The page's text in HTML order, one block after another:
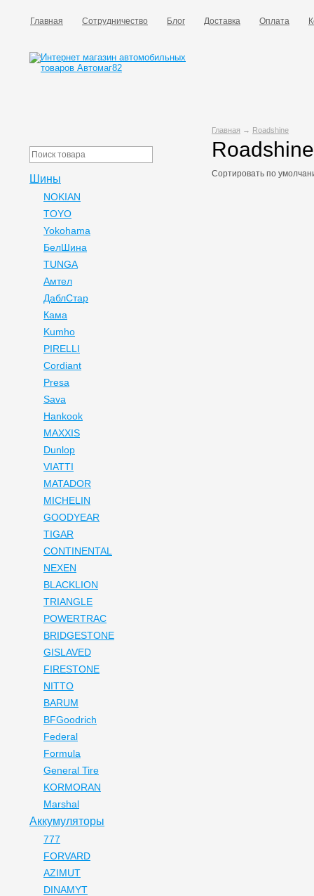
Главная Сотрудничество Блог Доставка Оплата
Главная → Roadshine
Roadshine
Сортировать по
Шины
NOKIAN
TOYO
Yokohama
БелШина
TUNGA
Амтел
ДаблСтар
Кама
Kumho
PIRELLI
Cordiant
Presa
Sava
Hankook
MAXXIS
Dunlop
VIATTI
MATADOR
MICHELIN
GOODYEAR
TIGAR
CONTINENTAL
NEXEN
BLACKLION
TRIANGLE
POWERTRAC
BRIDGESTONE
GISLAVED
FIRESTONE
NITTO
BARUM
BFGoodrich
Federal
Formula
General Tire
KORMORAN
Marshal
Аккумуляторы
777
FORVARD
AZIMUT
DINAMYT